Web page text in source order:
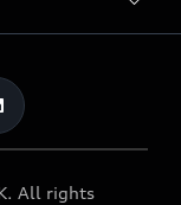
All rights